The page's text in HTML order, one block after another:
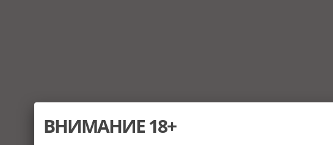
ВНИМАНИЕ 18+